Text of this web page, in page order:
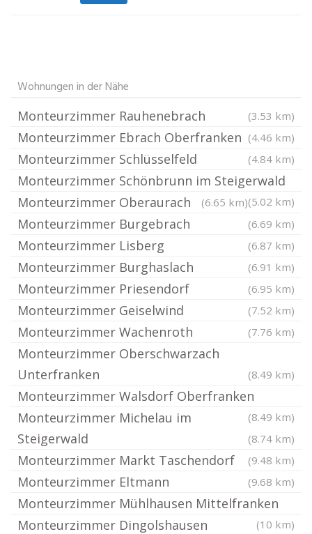
Wohnungen in der Nähe
Monteurzimmer Rauhenebrach (3.53 km)
Monteurzimmer Ebrach Oberfranken (4.46 km)
Monteurzimmer Schlüsselfeld (4.84 km)
Monteurzimmer Schönbrunn im Steigerwald
(5.02 km)
Monteurzimmer Oberaurach (6.65 km)
Monteurzimmer Burgebrach (6.69 km)
Monteurzimmer Lisberg (6.87 km)
Monteurzimmer Burghaslach (6.91 km)
Monteurzimmer Priesendorf (6.95 km)
Monteurzimmer Geiselwind (7.52 km)
Monteurzimmer Wachenroth (7.76 km)
Monteurzimmer Oberschwarzach
Unterfranken
(8.49 km)
Monteurzimmer Walsdorf Oberfranken
(8.49 km)
Monteurzimmer Michelau im
Steigerwald
(8.74 km)
Monteurzimmer Markt Taschendorf (9.48 km)
Monteurzimmer Eltmann (9.68 km)
Monteurzimmer Mühlhausen Mittelfranken
(10 km)
Monteurzimmer Dingolshausen